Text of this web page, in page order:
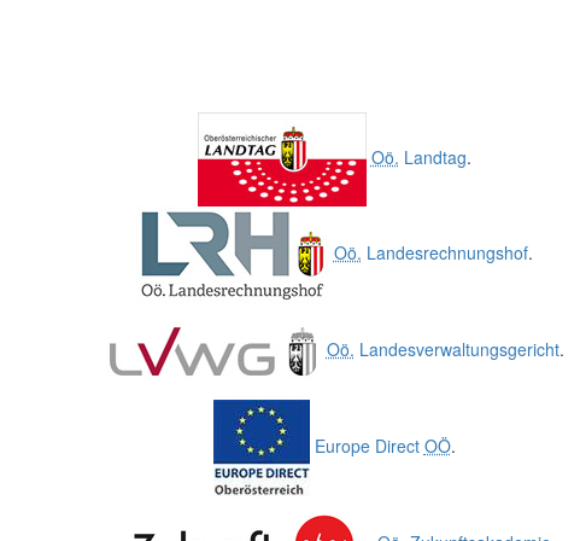
Oö. Landtag.
Oö. Landesrechnungshof.
Oö. Landesverwaltungsgericht.
Europe Direct OÖ.